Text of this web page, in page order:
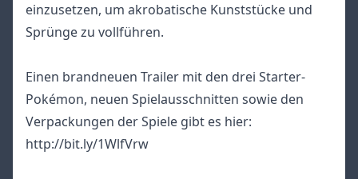
einzusetzen, um akrobatische Kunststücke und
Sprünge zu vollführen.
Einen brandneuen Trailer mit den drei Starter-
Pokémon, neuen Spielausschnitten sowie den
Verpackungen der Spiele gibt es hier:
http://bit.ly/1WlfVrw